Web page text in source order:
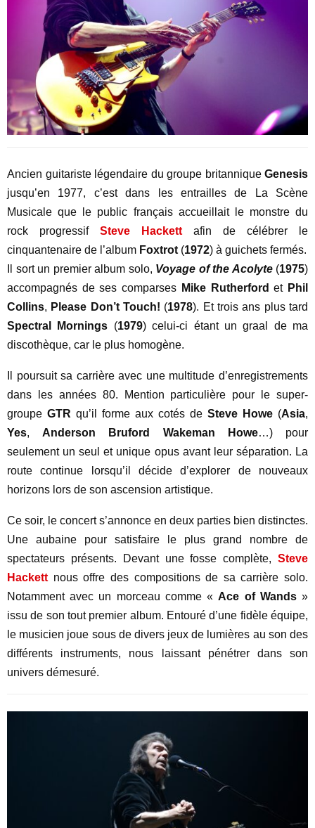
Ancien guitariste légendaire du groupe britannique Genesis
jusqu’en 1977, c’est dans les entrailles de La Scène
Musicale que le public français accueillait le monstre du
rock progressif Steve Hackett afin de célébrer le
cinquantenaire de l’album Foxtrot (1972) à guichets fermés.
Il sort un premier album solo, Voyage of the Acolyte(1975)
accompagnés de ses comparses Mike Rutherford et Phil
Collins, Please Don’t Touch! (1978). Et trois ans plus tard
Spectral Mornings (1979) celui-ci étant un graal de ma
discothèque, car le plus homogène.
Il poursuit sa carrière avec une multitude d’enregistrements
dans les années 80. Mention particulière pour le super-
groupe GTR qu’il forme aux cotés de Steve Howe (Asia,
Yes,Anderson Bruford Wakeman Howe…) pour
seulement un seul et unique opus avant leur séparation. La
route continue lorsqu’il décide d’explorer de nouveaux
horizons lors de son ascension artistique.
Ce soir, le concert s’annonce en deux parties bien distinctes.
Une aubaine pour satisfaire le plus grand nombre de
spectateurs présents. Devant une fosse complète, Steve
Hackett nous offre des compositions de sa carrière solo.
Notamment avec un morceau comme «Ace of Wands»
issu de son tout premier album. Entouré d’une fidèle équipe,
le musicien joue sous de divers jeux de lumières au son des
différents instruments, nous laissant pénétrer dans son
univers démesuré.